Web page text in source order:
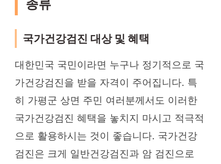
종류
국가건강검진 대상 및 혜택
대한민국 국민이라면 누구나 정기적으로 국
가건강검진을 받을 자격이 주어집니다. 특
히 가평군 상면 주민 여러분께서도 이러한
국가건강검진 혜택을 놓치지 마시고 적극적
으로 활용하시는 것이 좋습니다. 국가건강
검진은 크게 일반건강검진과 암 검진으로